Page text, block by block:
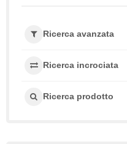
Ricerca avanzata
Ricerca incrociata
Ricerca prodotto